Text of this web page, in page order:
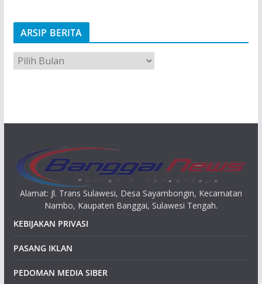
ARSIP BERITA
A
r
Alamat: Jl. Trans Sulawesi, Desa Sayambongin, Kecamatan
Nambo, Kaupaten Banggai, Sulawesi Tengah.
KEBIJAKAN PRIVASI
PASANG IKLAN
PEDOMAN MEDIA SIBER